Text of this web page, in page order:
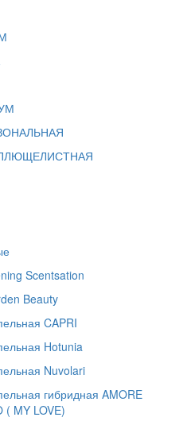
Scentsation
Beauty
CAPRI
Hotunia
Nuvolari
гибридная AMORE
( MY LOVE)